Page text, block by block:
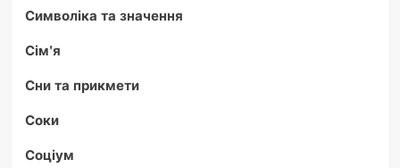
Символіка та значення
Сім'я
Сни та прикмети
Соки
Соціум